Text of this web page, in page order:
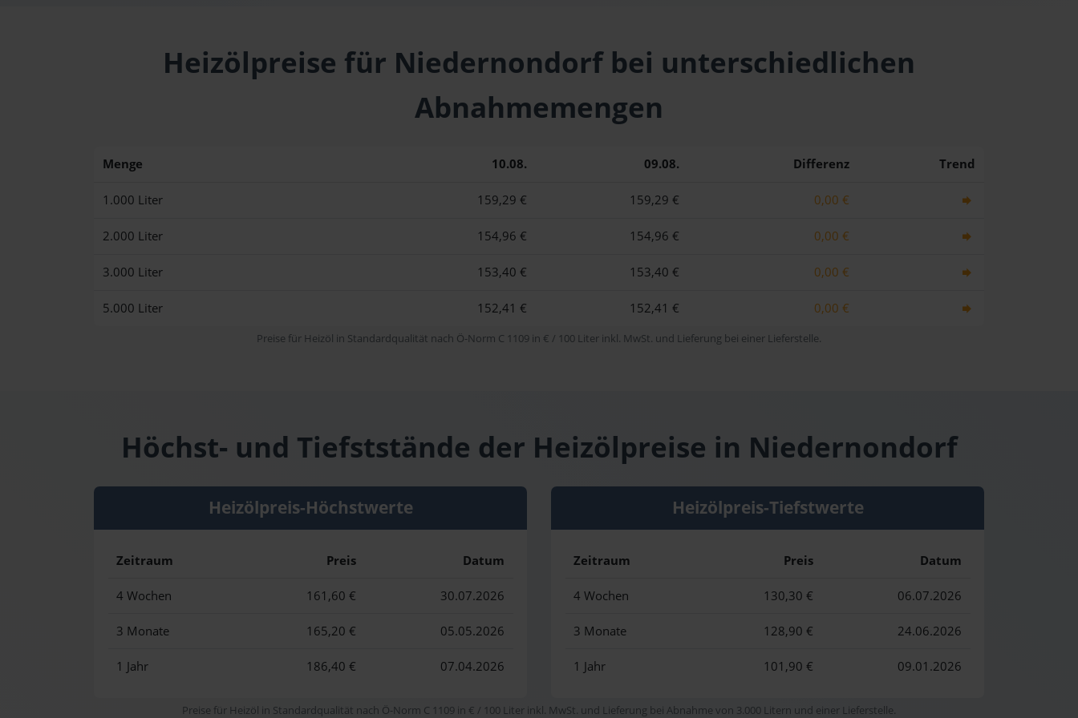
Heizölpreise für Niedernondorf bei unterschiedlichen
Abnahmemengen
Menge 10.08. 09.08. Differenz Trend
1.000 Liter 159,29 € 159,29 € 0,00 €
2.000 Liter 154,96 € 154,96 € 0,00 €
3.000 Liter 153,40 € 153,40 € 0,00 €
5.000 Liter 152,41 € 152,41 € 0,00 €
Preise für Heizöl in Standardqualität nach Ö-Norm C 1109 in € / 100 Liter inkl. MwSt. und Lieferung bei einer Lieferstelle.
Höchst- und Tiefststände der Heizölpreise in Niedernondorf
Heizölpreis-Höchstwerte
Zeitraum Preis Datum
4 Wochen 161,60 € 30.07.2026
3 Monate 165,20 € 05.05.2026
1 Jahr 186,40 € 07.04.2026
Heizölpreis-Tiefstwerte
Zeitraum Preis Datum
4 Wochen 130,30 € 06.07.2026
3 Monate 128,90 € 24.06.2026
1 Jahr 101,90 € 09.01.2026
Preise für Heizöl in Standardqualität nach Ö-Norm C 1109 in € / 100 Liter inkl. MwSt. und Lieferung bei Abnahme von 3.000 Litern und einer Lieferstelle.